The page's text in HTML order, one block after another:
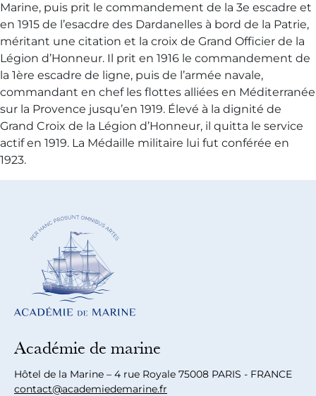
Marine, puis prit le commandement de la 3e escadre et
en 1915 de l’esacdre des Dardanelles à bord de la Patrie,
méritant une citation et la croix de Grand Officier de la
Légion d’Honneur. Il prit en 1916 le commandement de
la 1ère escadre de ligne, puis de l’armée navale,
commandant en chef les flottes alliées en Méditerranée
sur la Provence jusqu’en 1919. Élevé à la dignité de
Grand Croix de la Légion d’Honneur, il quitta le service
actif en 1919. La Médaille militaire lui fut conférée en
1923.
Académie de marine
Hôtel de la Marine – 4 rue Royale 75008 PARIS - FRANCE
contact@academiedemarine.fr